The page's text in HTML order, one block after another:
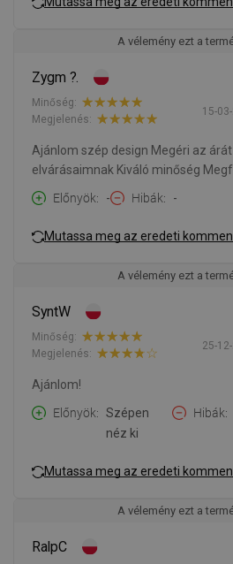
A vélemény ezt a
Zygm ?.
15-
Minőség:
Megjelenés:
Ajánlom szép design Megéri az
elvárásaimnak Kiváló minőség
Előnyök
- Hibák -
Mutassa meg az eredeti
A vélemény ezt a
SyntW
25-
Minőség:
Megjelenés:
Ajánlom!
Előnyök
Szépen
néz ki
Hibák
Mutassa meg az eredeti
A vélemény ezt a
RalpC